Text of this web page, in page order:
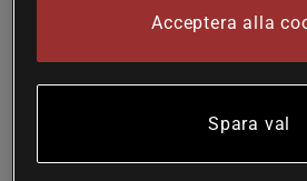
SKU #A5095-221R | EAN7350012338336
Acceptera alla
Spara val